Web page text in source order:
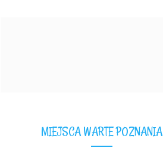
MIEJSCA WARTE POZNANIA